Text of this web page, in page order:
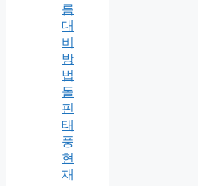
름
대
비
방
법
돌
핀
태
풍
현
재